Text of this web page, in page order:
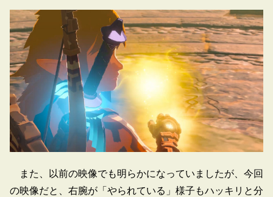
また、以前の映像でも明らかになっていましたが、今回
の映像だと、右腕が「やられている」様子もハッキリと分